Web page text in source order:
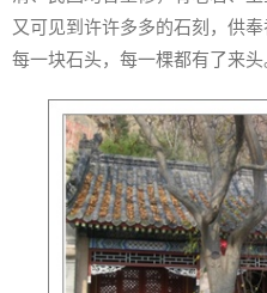
又可见到许许多多的石刻，供
每一块石头，每一棵都有了来头